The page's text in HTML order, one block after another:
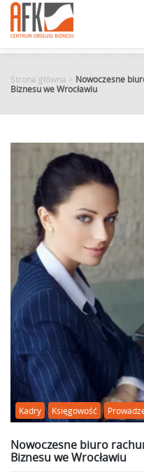
content
Strona główna > Nowoczesne
Biznesu we Wrocławiu
Kadry Księgowość
Nowoczesne biuro
Biznesu we Wrocławiu